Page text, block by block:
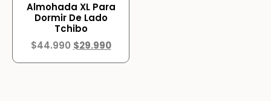
Almohada XL Para
Dormir De Lado
Tchibo
$44.990 $29.990